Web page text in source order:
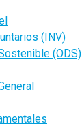
(INV)
(ODS)